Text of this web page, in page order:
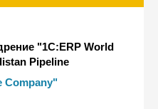
"1С:ERP World
Pipeline
Company"